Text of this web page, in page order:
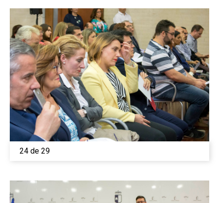
24 de 29